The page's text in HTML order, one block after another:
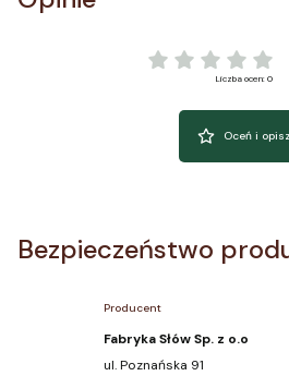
Liczba ocen: 0
Oceń i opisz
Bezpieczeństwo
Producent
Fabryka Słów Sp. z o.o
ul. Poznańska 91